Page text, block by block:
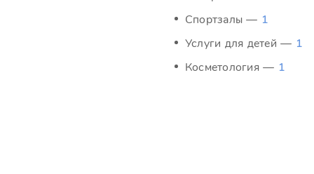
Спортзалы — 1
Услуги для детей — 1
Косметология — 1